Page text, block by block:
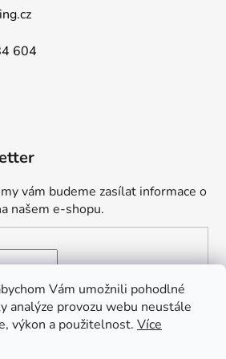
Vám umožnili pohodlné
analýze provozu webu neustále
výkon a použitelnost. Více
604
vám budeme zasílat informace o
našem e-shopu.
s
podmínkami ochrany